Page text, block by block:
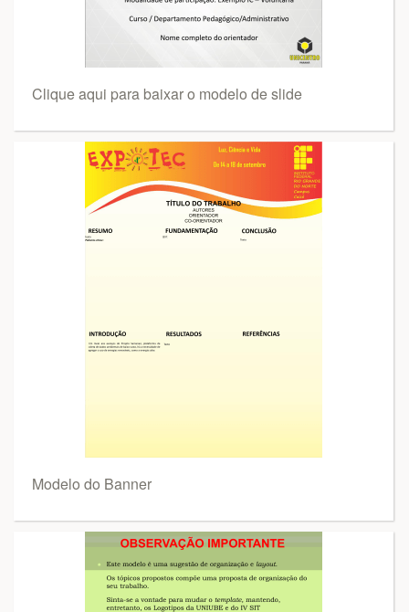
Clique aqui para baixar o modelo de slide
Modelo do Banner